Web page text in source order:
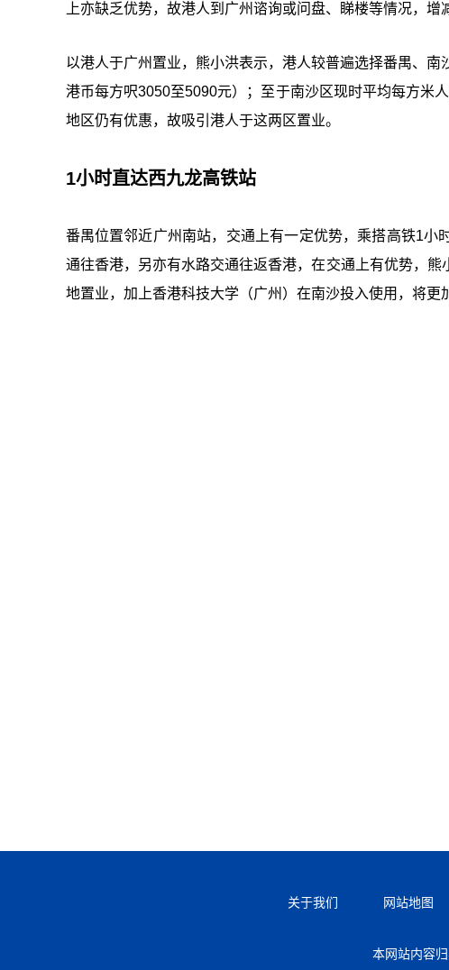
上亦缺乏优势，故港人到广州谘询或问盘、睇楼等情况，增
以港人于广州置业，熊小洪表示，港人较普遍选择番禺、
港币每方呎3050至5090元）；至于南沙区现时平均每方米
地区仍有优惠，故吸引港人于这两区置业。
1小时直达西九龙高铁站
番禺位置邻近广州南站，交通上有一定优势，乘搭高铁1
通往香港，另亦有水路交通往返香港，在交通上有优势，
地置业，加上香港科技大学（广州）在南沙投入使用，将更
关于我们 网站地图
本网站内容